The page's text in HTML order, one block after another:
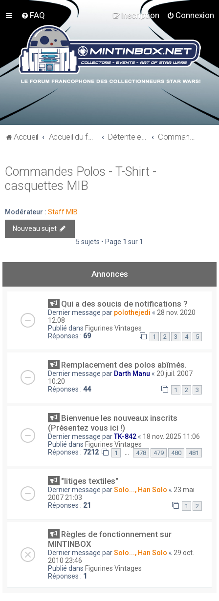
FAQ Connexion
Inscription
Accueil Accueil du forum Détente et communauté Mint In Box Commandes Polos - T-Shirt - casquettes MIB
Commandes Polos - T-Shirt -
casquettes MIB
Modérateur : Staff MIB
Nouveau sujet
5 sujets • Page 1 sur 1
Annonces
Qui a des soucis de notifications ?
Dernier message par polothejedi « 28 nov. 2020
12:08
Publié dans Figurines Vintages
Réponses : 69 1 2 3 4 5
Remplacement des polos abîmés.
Dernier message par Darth Manu « 20 juil. 2007
10:20
Réponses : 44 1 2 3
Bienvenue les nouveaux inscrits
(Présentez vous ici !)
Dernier message parTK-842 « 18 nov. 2025 11:06
Publié dans Figurines Vintages
Réponses : 7212 1 … 478 479 480 481
"litiges textiles"
Dernier message parSolo..., Han Solo « 23 mai
2007 21:03
Réponses : 21 1 2
Règles de fonctionnement sur
MINTINBOX
Dernier message parSolo..., Han Solo « 29 oct.
2010 23:46
Publié dans Figurines Vintages
Réponses : 1